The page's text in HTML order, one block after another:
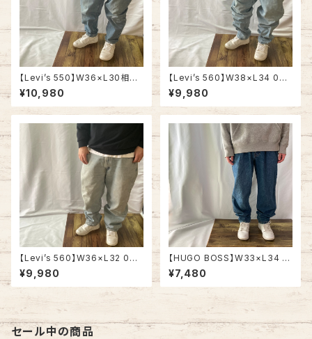
【Levi’s 550】W36×L30相当
90s Denim Pants Jeans リ
ーバイス 550 ブルーデニム ラ
イトブルー ジーンズ テーパード
¥10,980
【Levi’s 560】W38×L34 00s
Denim Jeans リーバイス 560
ブルーデニム ライトブルー ジー
ンズ テーパード ルーズフィット
着
¥9,980
【Levi’s 560】W36×L32 00s
Denim Jeans リーバイス 560
ブルーデニム ライトブルー ジー
ンズ ジーパン テーパード ルー
ズフィット アメリカ USA 古着
¥9,980
【HUGO BOSS】W33×L34 M
ade in ITALY 80s-90s Deni
m Jeans ヒューゴボス ブルー
デニム ウォッシュデニム ジーン
ズ ジーパン テーパード イタリア
ヨーロッパ EURO 古着
¥7,480
セール中の商品